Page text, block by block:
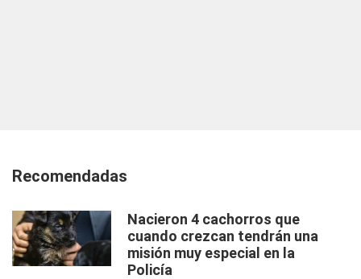
Recomendadas
Nacieron 4 cachorros que
cuando crezcan tendrán una
misión muy especial en la
Policía